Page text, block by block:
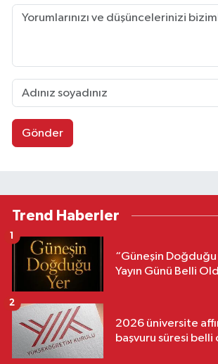
Gönder
Trend Haberler
“Güneşin Doğduğu
Yayın Günü Belli
1
2026 üniversite
başvuru süresi belli
2